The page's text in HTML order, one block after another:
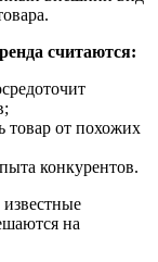
считаются:
товар от похожих
конкурентов.
на